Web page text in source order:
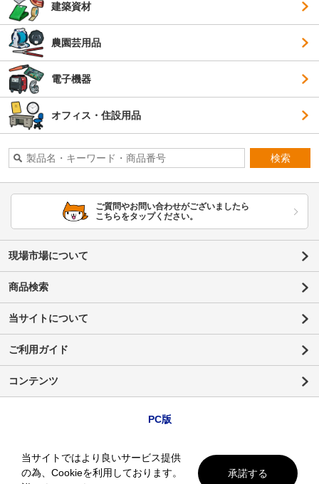
建築資材
農園芸用品
電子機器
オフィス・住設用品
検索
ご質問やお問い合わせがございましたら
こちらをタップください。
現場市場について
商品検索
当サイトについて
ご利用ガイド
コンテンツ
PC版
当サイトではより良いサービス提供
の為、Cookieを利用しております。
承諾する